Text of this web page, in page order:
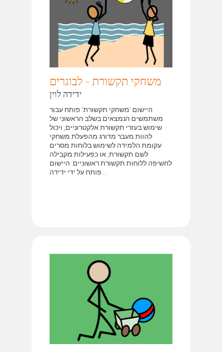
משחקי תקשורת - לבוגרים
ידידה לוין
היישום 'משחקי תקשורת' פותח עבור
משתמשים הנמצאים בשלב הראשוני של
שימוש בעזרי תקשורת אלקטרוניים, ויכול
להוות מעבר מדורג מהפעלת משחקי
עקומת הלמידה לשימוש בלוחות מסרים
לשם תקשורת, או כפעילות מקבילה
לחשיפה ללוחות תקשורת ראשוניים. היישום